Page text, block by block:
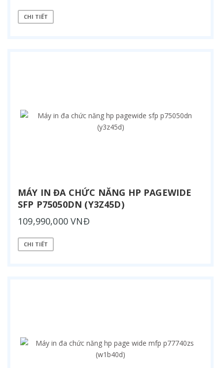
CHI TIẾT
MÁY IN ĐA CHỨC NĂNG HP PAGEWIDE
SFP P75050DN (Y3Z45D)
109,990,000 VNĐ
CHI TIẾT